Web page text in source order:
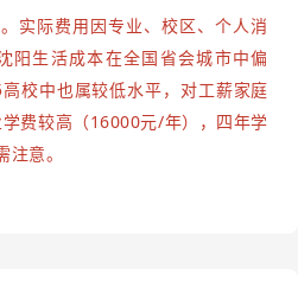
实际费用因专业、校区、个人消
阳生活成本在全国省会城市中偏
校中也属较低水平，对工薪家庭
费较高（16000元/年），四年学
意。